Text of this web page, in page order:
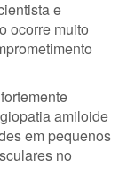
e
ocorre muito
amiloide
em pequenos
no